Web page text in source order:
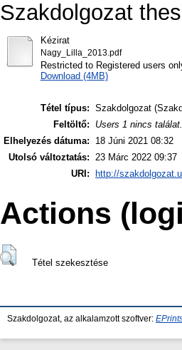
Szakdolgozat
Kézirat
Nagy_Lilla_2013.pdf
Restricted to Registered users
Download (4MB)
Tétel típus: Szakdolgozat
Feltöltő:
Users 1 nincs találat.
Elhelyezés dátuma:
18 Júni 2021 08:32
Utolsó változtatás: 23 Márc 2022 09:37
URI:
http://
Actions
Tétel szekesztése
Szakdolgozat, az alkalamzott szoftver: